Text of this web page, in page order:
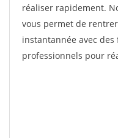
réaliser rapidement.
vous permet de
instantannée avec
professionnels pour